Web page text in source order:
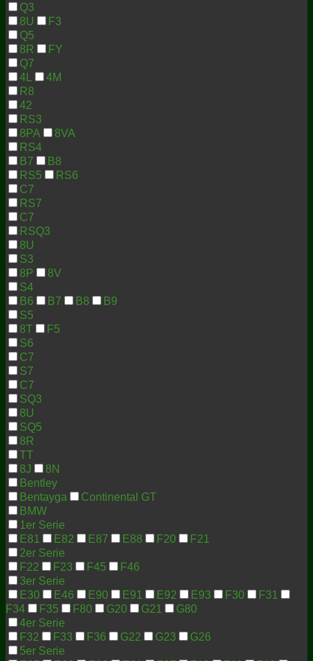
Q3
8U
F3
Q5
8R
FY
Q7
4L
4M
R8
42
RS3
8PA
8VA
RS4
B7
B8
RS5
RS6
C7
RS7
C7
RSQ3
8U
S3
8P
8V
S4
B6
B7 B8
B9
S5
8T
F5
S6
C7
S7
C7
SQ3
8U
SQ5
8R
TT
8J
8N
Bentley
Bentayga
Continental GT
BMW
1er Serie
E81
E82 E87 E88 F20
F21
2er Serie
F22
F23 F45
F46
3er Serie
E30
E46 E90 E91 E92 E93 F30
F31
F34
F35 F80 G20 G21
G80
4er Serie
F32
F33 F36 G22 G23
G26
5er Serie